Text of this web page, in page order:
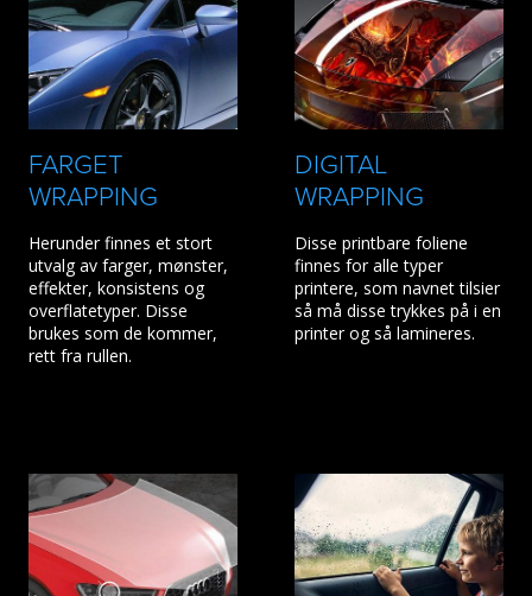
FARGET
WRAPPING
Herunder finnes et stort
utvalg av farger, mønster,
effekter, konsistens og
overflatetyper. Disse
brukes som de kommer,
rett fra rullen.
DIGITAL
WRAPPING
Disse printbare foliene
finnes for alle typer
printere, som navnet tilsier
så må disse trykkes på i en
printer og så lamineres.